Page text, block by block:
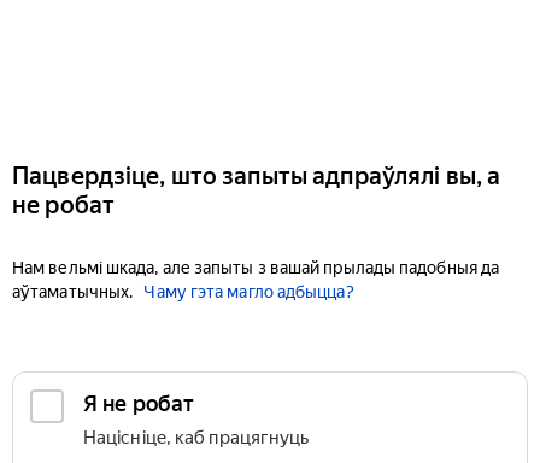
Пацвердзіце, што запыты адпраўлялі вы, а
не робат
Нам вельмі шкада, але запыты з вашай прылады падобныя да
аўтаматычных.
Чаму гэта магло адбыцца?
Я не робат
Націсніце, каб працягнуць